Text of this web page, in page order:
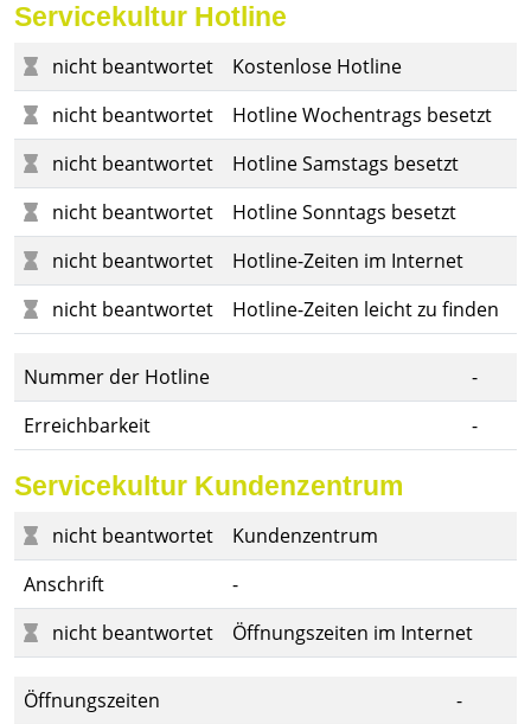
Servicekultur Hotline
nicht beantwortet
Kostenlose Hotline
nicht beantwortet
Hotline Wochentrags besetzt
nicht beantwortet
Hotline Samstags besetzt
nicht beantwortet
Hotline Sonntags besetzt
nicht beantwortet
Hotline-Zeiten im Internet
nicht beantwortet
Hotline-Zeiten leicht zu finden
Nummer der Hotline
-
Erreichbarkeit
-
Servicekultur Kundenzentrum
nicht beantwortet
Kundenzentrum
Anschrift
-
nicht beantwortet
Öffnungszeiten im Internet
Öffnungszeiten -